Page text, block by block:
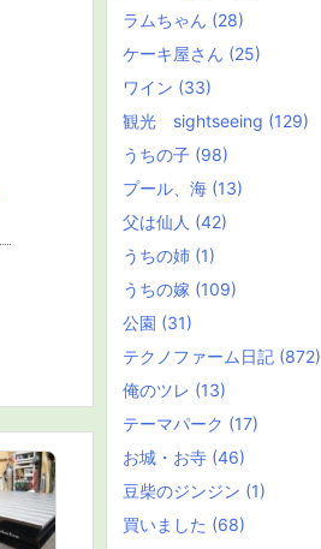
ラムちゃん (28)
ケーキ屋さん (25)
ワイン (33)
観光 sightseeing (129)
うちの子 (98)
プール、海 (13)
父は仙人 (42)
うちの姉 (1)
うちの嫁 (109)
公園 (31)
テクノファーム日記 (872)
俺のツレ (13)
テーマパーク (17)
お城・お寺 (46)
豆柴のジンジン (1)
買いました (68)